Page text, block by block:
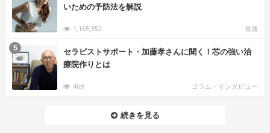
いための予防法を解説
1,165,852 胃痛
セラピストサポート・加藤孝さんに聞く！芯の強い治
療院作りとは
469 コラム・インタビュー
5
続きを見る